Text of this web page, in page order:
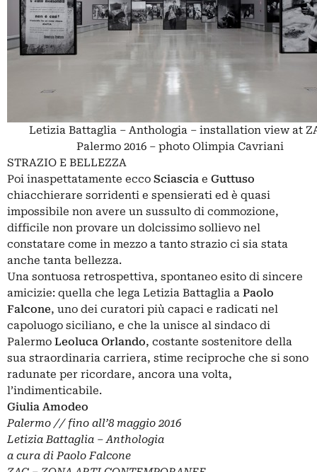
Letizia Battaglia – Anthologia – installation view at
Palermo 2016 – photo Olimpia Cavriani
STRAZIO E BELLEZZA
Poi inaspettatamente ecco Sciascia e Guttuso
chiacchierare sorridenti e spensierati ed è quasi
impossibile non avere un sussulto di commozione,
difficile non provare un dolcissimo sollievo nel
constatare come in mezzo a tanto strazio ci sia stata
anche tanta bellezza.
Una sontuosa retrospettiva, spontaneo esito di sincere
amicizie: quella che lega Letizia Battaglia a Paolo
Falcone, uno dei curatori più capaci e radicati nel
capoluogo siciliano, e che la unisce al sindaco di
Palermo Leoluca Orlando, costante sostenitore della
sua straordinaria carriera, stime reciproche che si sono
radunate per ricordare, ancora una volta,
l’indimenticabile.
Giulia Amodeo
Palermo // fino all’8 maggio 2016
Letizia Battaglia – Anthologia
a cura di Paolo Falcone